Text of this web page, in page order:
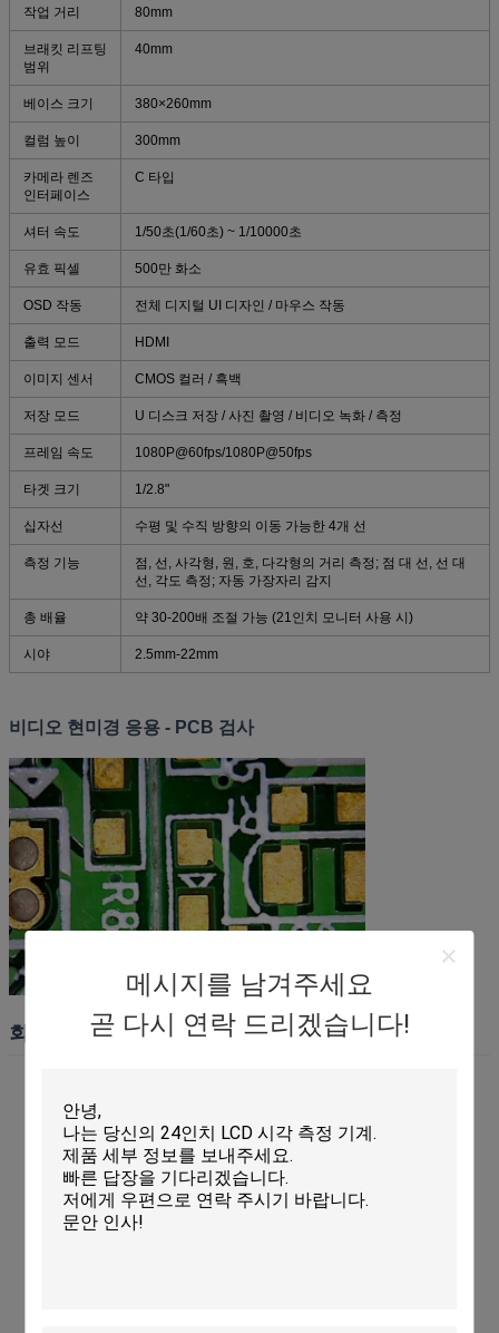
메시지를 남겨주세요
곧 다시 연락 드리겠습니다!
작업 거리 80mm
브래킷 리프팅
범위
40mm
베이스 크기 380×260mm
컬럼 높이 300mm
카메라 렌즈
인터페이스
C 타입
셔터 속도 1/50초(1/60초) ~ 1/10000초
유효 픽셀 500만 화소
OSD 작동 전체 디지털 UI 디자인 / 마우스 작동
출력 모드 HDMI
이미지 센서 CMOS 컬러 / 흑백
저장 모드 U 디스크 저장 / 사진 촬영 / 비디오 녹화 / 측정
프레임 속도 1080P@60fps/1080P@50fps
타겟 크기 1/2.8"
십자선 수평 및 수직 방향의 이동 가능한 4개 선
측정 기능
점, 선, 사각형, 원, 호, 다각형의 거리 측정; 점 대 선, 선 대
선, 각도 측정; 자동 가장자리 감지
총 배율 약 30-200배 조절 가능 (21인치 모니터 사용 시)
시야 2.5mm-22mm
비디오 현미경 응용 - PCB 검사
회사 정보